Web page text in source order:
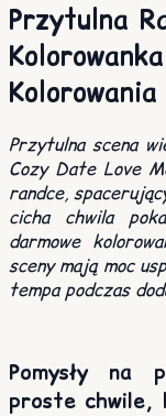
Przytulna
Przytulna scena
Cozy Date Love
randce,
cicha chwila
darmowe
sceny mają moc
tempa podczas
Pomysły na
proste chwile,